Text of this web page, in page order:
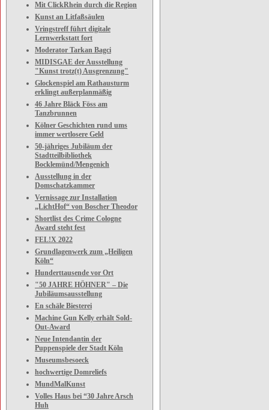
Mit ClickRhein durch die Region
Kunst an Litfaßsäulen
Vringstreff führt digitale
Lernwerkstatt fort
Moderator Tarkan Bagci
MIDISGAE der Ausstellung
"Kunst trotz(t) Ausgrenzung"
Glockenspiel am Rathausturm
erklingt außerplanmäßig
46 Jahre Bläck Föss am
Tanzbrunnen
Kölner Geschichten rund ums
immer wertlosere Geld
50-jähriges Jubiläum der
Stadtteilbibliothek
Bocklemünd/Mengenich
Ausstellung in der
Domschatzkammer
Vernissage zur Installation
„LichtHof“ von Boscher Theodor
Shortlist des Crime Cologne
Award steht fest
FEL!X 2022
Grundlagenwerk zum „Heiligen
Köln“
Hunderttausende vor Ort
"50 JAHRE HÖHNER" – Die
Jubiläumsausstellung
En schäle Biesterei
Machine Gun Kelly erhält Sold-
Out-Award
Neue Intendantin der
Puppenspiele der Stadt Köln
Museumsbesoeck
hochwertige Domreliefs
MundMalKunst
Volles Haus bei “30 Jahre Arsch
Huh